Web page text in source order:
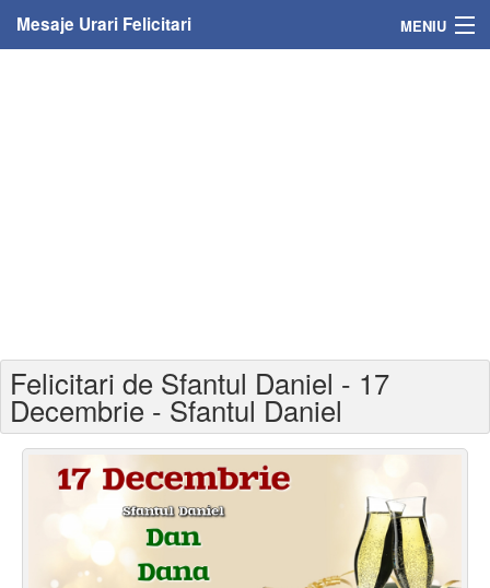
Mesaje Urari Felicitari MENIU
Felicitari varsta
Felicitari zilele anului
Felicitari zile saptamana
Felicitari muzicale
Felicitari de Sfantul Daniel - 17
Decembrie - Sfantul Daniel